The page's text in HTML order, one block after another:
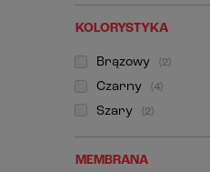
KOLORYSTYKA
Brązowy 2
Czarny 4
Szary 2
MEMBRANA